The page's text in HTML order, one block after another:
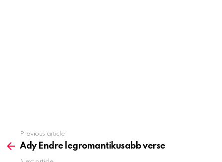
more
Previous article
Ady Endre legromantikusabb verse